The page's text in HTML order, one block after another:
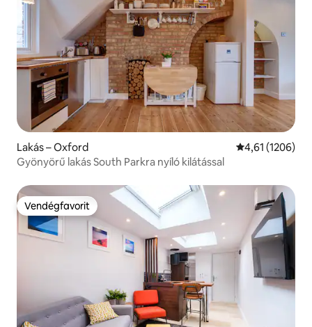
Lakás – Oxford Átlagos
4,61 (1206)
Gyönyörű lakás South Parkra nyíló kilátással
Vendégfavorit
Vendégfavorit